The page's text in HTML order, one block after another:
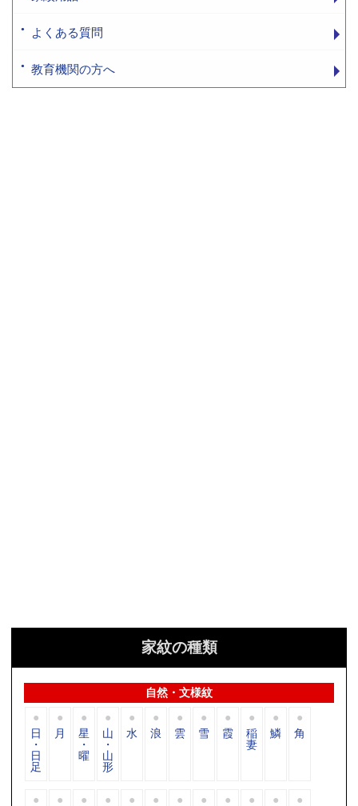
よくある質問
教育機関の方へ
家紋の種類
自然・文様紋
日
・
日
足
月 星
・
曜
山
・
山
形
水 浪 雲 雪 霞 稲
妻
鱗 角